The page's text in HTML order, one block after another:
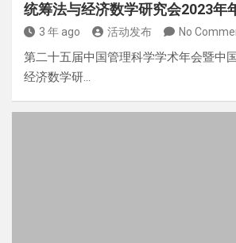
统筹法与经济数学研究会2023年
3 年 ago 活动发布 No
第二十五届中国管理科学学术年会暨中
经济数学研…